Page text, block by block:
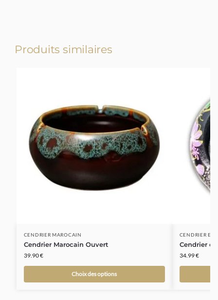
Produits similaires
CENDRIER MAROCAIN
Cendrier Marocain Ouvert
39.90€
Choix des options
CENDRIER EN
Cendrier
34.99€